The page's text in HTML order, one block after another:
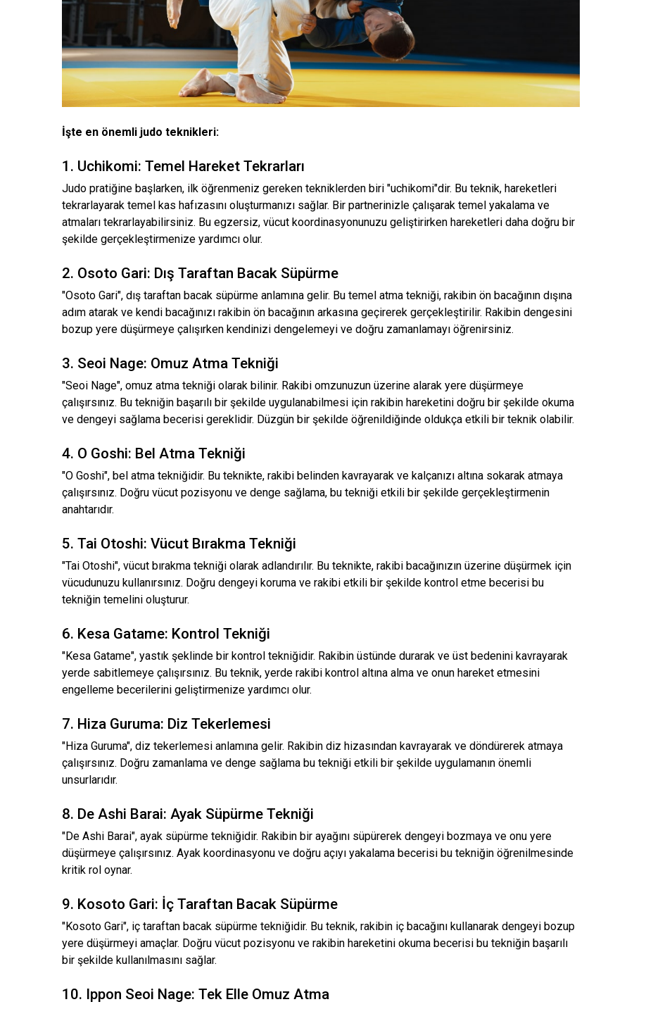
İşte en önemli judo teknikleri:
1. Uchikomi: Temel Hareket Tekrarları
Judo pratiğine başlarken, ilk öğrenmeniz gereken tekniklerden biri "uchikomi"dir. Bu teknik, hareketleri
tekrarlayarak temel kas hafızasını oluşturmanızı sağlar. Bir partnerinizle çalışarak temel yakalama ve
atmaları tekrarlayabilirsiniz. Bu egzersiz, vücut koordinasyonunuzu geliştirirken hareketleri daha doğru bir
şekilde gerçekleştirmenize yardımcı olur.
2. Osoto Gari: Dış Taraftan Bacak Süpürme
"Osoto Gari", dış taraftan bacak süpürme anlamına gelir. Bu temel atma tekniği, rakibin ön bacağının dışına
adım atarak ve kendi bacağınızı rakibin ön bacağının arkasına geçirerek gerçekleştirilir. Rakibin dengesini
bozup yere düşürmeye çalışırken kendinizi dengelemeyi ve doğru zamanlamayı öğrenirsiniz.
3. Seoi Nage: Omuz Atma Tekniği
"Seoi Nage", omuz atma tekniği olarak bilinir. Rakibi omzunuzun üzerine alarak yere düşürmeye
çalışırsınız. Bu tekniğin başarılı bir şekilde uygulanabilmesi için rakibin hareketini doğru bir şekilde okuma
ve dengeyi sağlama becerisi gereklidir. Düzgün bir şekilde öğrenildiğinde oldukça etkili bir teknik olabilir.
4. O Goshi: Bel Atma Tekniği
"O Goshi", bel atma tekniğidir. Bu teknikte, rakibi belinden kavrayarak ve kalçanızı altına sokarak atmaya
çalışırsınız. Doğru vücut pozisyonu ve denge sağlama, bu tekniği etkili bir şekilde gerçekleştirmenin
anahtarıdır.
5. Tai Otoshi: Vücut Bırakma Tekniği
"Tai Otoshi", vücut bırakma tekniği olarak adlandırılır. Bu teknikte, rakibi bacağınızın üzerine düşürmek için
vücudunuzu kullanırsınız. Doğru dengeyi koruma ve rakibi etkili bir şekilde kontrol etme becerisi bu
tekniğin temelini oluşturur.
6. Kesa Gatame: Kontrol Tekniği
"Kesa Gatame", yastık şeklinde bir kontrol tekniğidir. Rakibin üstünde durarak ve üst bedenini kavrayarak
yerde sabitlemeye çalışırsınız. Bu teknik, yerde rakibi kontrol altına alma ve onun hareket etmesini
engelleme becerilerini geliştirmenize yardımcı olur.
7. Hiza Guruma: Diz Tekerlemesi
"Hiza Guruma", diz tekerlemesi anlamına gelir. Rakibin diz hizasından kavrayarak ve döndürerek atmaya
çalışırsınız. Doğru zamanlama ve denge sağlama bu tekniği etkili bir şekilde uygulamanın önemli
unsurlarıdır.
8. De Ashi Barai: Ayak Süpürme Tekniği
"De Ashi Barai", ayak süpürme tekniğidir. Rakibin bir ayağını süpürerek dengeyi bozmaya ve onu yere
düşürmeye çalışırsınız. Ayak koordinasyonu ve doğru açıyı yakalama becerisi bu tekniğin öğrenilmesinde
kritik rol oynar.
9. Kosoto Gari: İç Taraftan Bacak Süpürme
"Kosoto Gari", iç taraftan bacak süpürme tekniğidir. Bu teknik, rakibin iç bacağını kullanarak dengeyi bozup
yere düşürmeyi amaçlar. Doğru vücut pozisyonu ve rakibin hareketini okuma becerisi bu tekniğin başarılı
bir şekilde kullanılmasını sağlar.
10. Ippon Seoi Nage: Tek Elle Omuz Atma